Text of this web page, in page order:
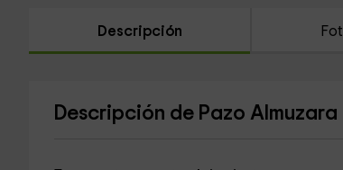
Descripción
Descripción de Pazo Almuzara